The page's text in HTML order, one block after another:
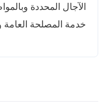
الآجال المحددة
خدمة المصلحة العامة